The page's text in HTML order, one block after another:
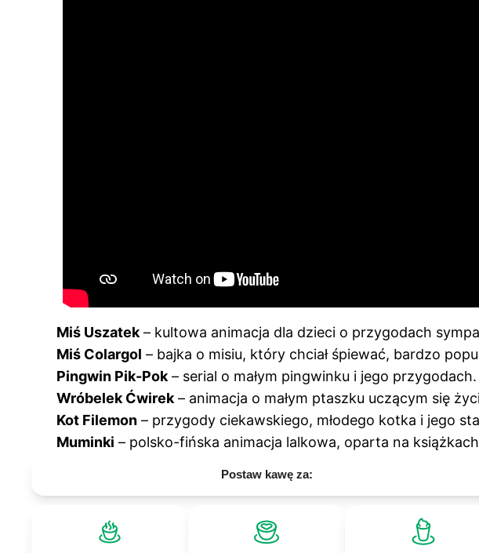
Miś Uszatek– kultowa animacja dla dzieci o przygodach
Miś Colargol – bajka o misiu, który chciał śpiewać, bardzo
Pingwin Pik-Pok– serial o małym pingwinku i jego przygodach.
Wróbelek Ćwirek– animacja o małym ptaszku uczącym się
Kot Filemon – przygody ciekawskiego, młodego kotka i jego
Muminki – polsko-fińska animacja lalkowa, oparta na
Postaw kawę za: